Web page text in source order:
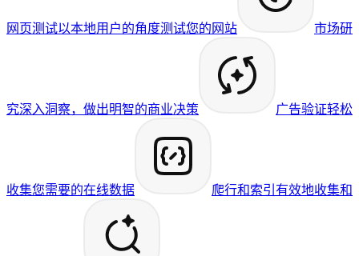
网页测试以本地用户的角度测试您的网站 市场研
究深入洞察，做出明智的商业决策 广告验证轻松
收集您需要的在线数据 爬行和索引 有效地收集和